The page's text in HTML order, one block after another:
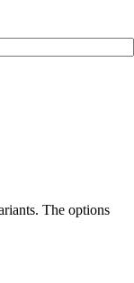
The options